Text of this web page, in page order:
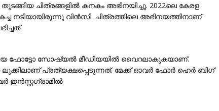
ചിത്രങ്ങളിൽ കനകം അഭിനയിച്ചു. 2022ലെ കേരള
നടിയായിരുന്നു വിൻസി. ചിത്രത്തിലെ അഭിനയത്തിനാണ്
ഫോട്ടോ സോഷ്യൽ മീഡിയയിൽ വൈറലാകുകയാണ്.
ലുക്കിലാണ് പ്രത്യക്ഷപ്പെടുന്നത്. മേക്ക് ഓവർ ഫോർ ഹെർ ബിഗ്
ഇൻസ്റ്റഗ്രാമിൽ